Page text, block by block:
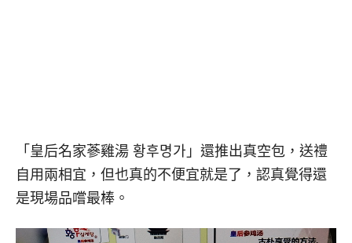
「皇后名家蔘雞湯 황후명가」還推出真空包，送禮
自用兩相宜，但也真的不便宜就是了，認真覺得還
是現場品嚐最棒。